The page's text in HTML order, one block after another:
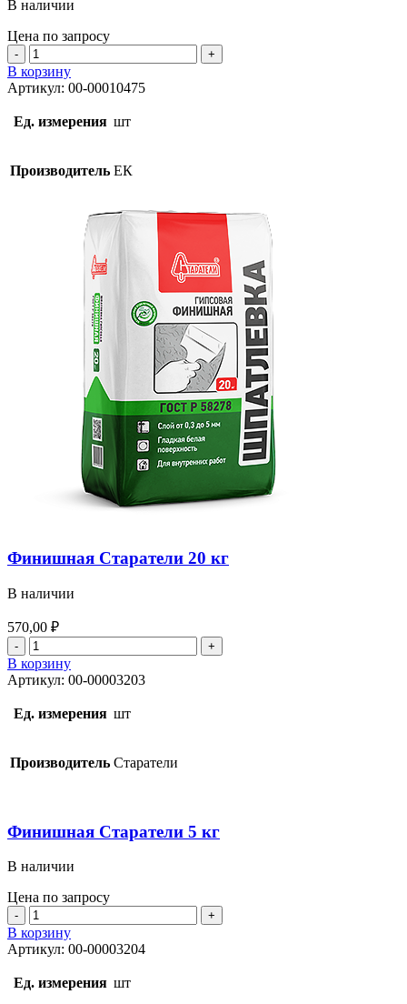
В наличии
Цена по запросу
Количество
товара
Финишная
К200
20
В корзину
Артикул: 00-00010475
Ед. измерения шт
Производитель ЕК
Финишная Старатели 20 кг
В наличии
570,00 ₽
Количество
товара
Финишная
Старатели
20
кг
В корзину
Артикул: 00-00003203
Ед. измерения шт
Производитель Старатели
Финишная Старатели 5 кг
В наличии
Цена по запросу
Количество
товара
Финишная
Старатели
5
кг
В корзину
Артикул: 00-00003204
Ед. измерения шт